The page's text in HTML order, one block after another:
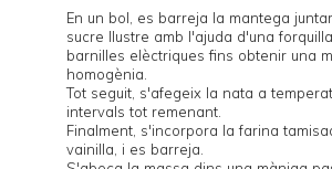
En un bol, es barreja la mantega
sucre llustre amb l'ajuda d'una
barnilles elèctriques fins obtenir una
homogènia.
Tot seguit, s'afegeix la nata a
intervals tot remenant.
Finalment, s'incorpora la farina
vainilla, i es barreja.